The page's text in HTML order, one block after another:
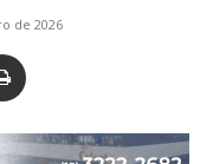
de 2026